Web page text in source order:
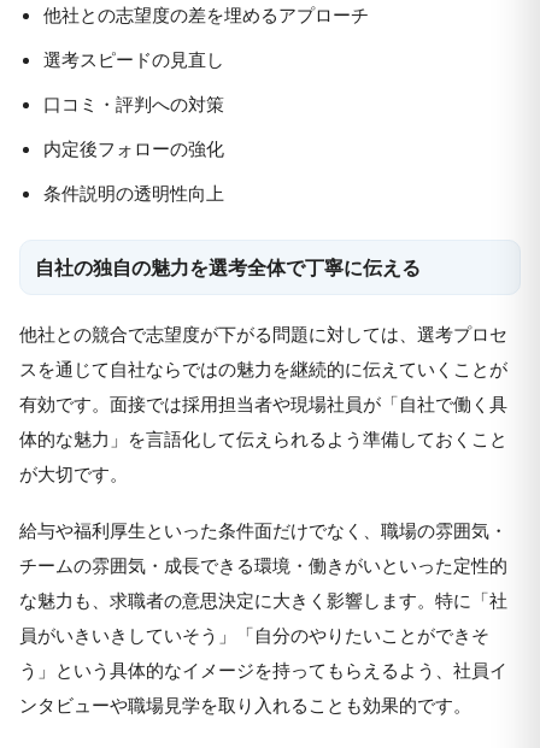
他社との志望度の差を埋めるアプローチ
選考スピードの見直し
口コミ・評判への対策
内定後フォローの強化
条件説明の透明性向上
自社の独自の魅力を選考全体で丁寧に伝える
他社との競合で志望度が下がる問題に対しては、選考プロセ
スを通じて自社ならではの魅力を継続的に伝えていくことが
有効です。面接では採用担当者や現場社員が「自社で働く具
体的な魅力」を言語化して伝えられるよう準備しておくこと
が大切です。
給与や福利厚生といった条件面だけでなく、職場の雰囲気・
チームの雰囲気・成長できる環境・働きがいといった定性的
な魅力も、求職者の意思決定に大きく影響します。特に「社
員がいきいきしていそう」「自分のやりたいことができそ
う」という具体的なイメージを持ってもらえるよう、社員イ
ンタビューや職場見学を取り入れることも効果的です。